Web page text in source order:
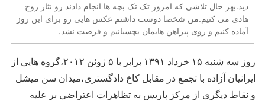
دید.بهر حال تلاشی که امروز تک تک بچه ها انجام دادند رو نثار روح
هادی می کنیم.من شخصا دوست داشتم عکس هایی رو برای این روز
آماده کنیم و روی پیراهن هایمان بچسبانیم و فرصت نشد.
روز سه شنبه ۱۵ خرداد ۱۳۹۱ برابر با ۵ ژوئن ۲۰۱۲،گروه هایی از
ایرانیان آزاده با تجمع در مقابل کاخ دادگستری،میدان سن میشل
و نقاط دیگری از مرکز پاریس به تظاهرات اعتراضی بر علیه